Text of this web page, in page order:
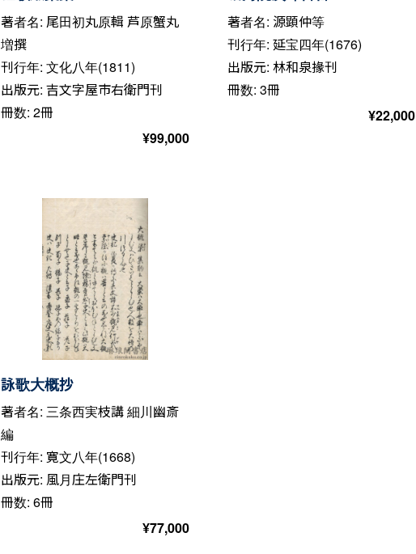
著者名: 尾田初丸原輯 芦原蟹丸
増撰
刊行年: 文化八年(1811)
出版元: 吉文字屋市右衛門刊
冊数: 2冊
¥99,000
著者名: 源顕仲等
刊行年: 延宝四年(1676)
出版元: 林和泉掾刊
冊数: 3冊
¥22,000
詠歌大概抄
著者名: 三条西実枝講 細川幽斎
編
刊行年: 寛文八年(1668)
出版元: 風月庄左衛門刊
冊数: 6冊
¥77,000